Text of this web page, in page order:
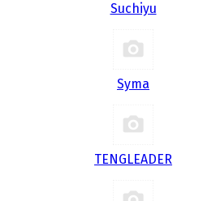
Suchiyu
Syma
TENGLEADER